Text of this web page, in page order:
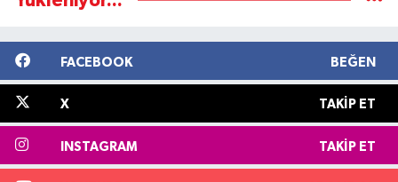
FACEBOOK BEĞEN
X TAKIP ET
INSTAGRAM TAKIP ET